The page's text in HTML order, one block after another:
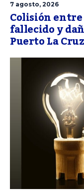
7 agosto, 2026
Colisión
fallecido y
Puerto La Cruz